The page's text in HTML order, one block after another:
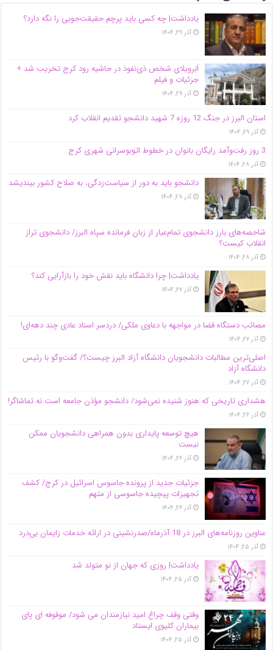
یادداشت| ‌چه کسی باید پرچم حقیقت‌جویی را نگه دارد؟
آذر ۲۹, ۱۴۰۴
اَبَر‌ویلای شخص ذی‌نفوذ در حاشیه‌ رود کرج تخریب شد +
جزئیات و فیلم
آذر ۲۹, ۱۴۰۴
استان البرز در جنگ 12 روزه 7 شهید دانشجو تقدیم انقلاب کرد
آذر ۲۹, ۱۴۰۴
3 روز رفت‌وآمد رایگان بانوان در خطوط اتوبوسرانی شهری کرج
آذر ۲۸, ۱۴۰۴
دانشجو باید به دور از سیاست‌زدگی، به صلاح کشور بیندیشد
آذر ۲۸, ۱۴۰۴
شاخصه‌های بارز دانشجوی تمام‌عیار از زبان فرمانده سپاه البرز/ دانشجوی تراز
انقلاب کیست؟
آذر ۲۸, ۱۴۰۴
یادداشت| چرا دانشگاه باید نقش خود را بازآرایی کند؟
آذر ۲۷, ۱۴۰۴
مصائب دستگاه قضا در مواجهه با دعاوی ملکی/ دردسر اسناد عادی چند‌ دهه‌ای!
آذر ۲۷, ۱۴۰۴
اصلی‌ترین مطالبات دانشجویان دانشگاه آزاد البرز چیست؟/ گفت‌وگو با رئیس
دانشگاه آز‌اد
آذر ۲۷, ۱۴۰۴
هشداری تاریخی که هنوز شنیده نمی‌شود/ دانشجو مؤذن جامعه است نه تماشاگر!
آذر ۲۶, ۱۴۰۴
هیچ توسعه پایداری بدون همراهی دانشجویان ممکن
نیست
آذر ۲۶, ۱۴۰۴
جزئیات جدید از پرونده جاسوس اسرائیل در کرج/‌ کشف
تجهیزات پیچیده جاسوسی از متهم
آذر ۲۶, ۱۴۰۴
عناوین روزنامه‌های البرز در ‌18 آذرماه/صدرنشینی در ارائه خدمات زایمان بی‌درد
آذر ۲۵, ۱۴۰۴
یادداشت| روزی که جهان از نو متولد شد
آذر ۲۵, ۱۴۰۴
وقتی وقف چراغ امید نیازمندان می شود/ موقوفه ای پای
بیماران کلیوی ایستاد
آذر ۲۵, ۱۴۰۴